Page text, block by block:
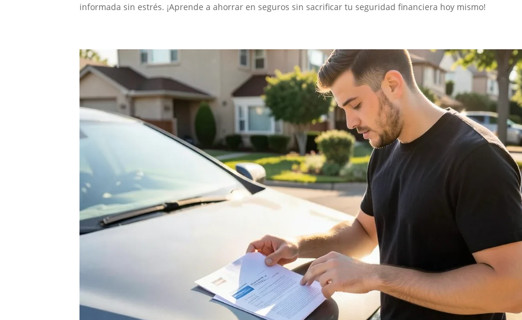
informada sin estrés. ¡Aprende a ahorrar en seguros sin sacrificar tu seguridad financiera hoy mismo!